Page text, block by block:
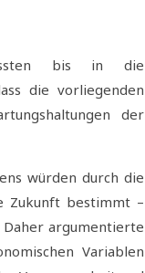
bis in die
die vorliegenden
der
würden durch die
Zukunft bestimmt –
argumentierte
Variablen